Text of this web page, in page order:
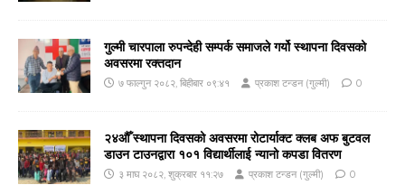
गुल्मी चारपाला रुपन्देही सम्पर्क समाजले गर्यो स्थापना दिवसको
अवसरमा रक्तदान
७ फाल्गुन २०८२, बिहीबार ०९:४१ प्रकाश टन्डन (गुल्मी) 0
२४औँ स्थापना दिवसको अवसरमा रोटार्याक्ट क्लब अफ बुटवल
डाउन टाउनद्वारा १०१ विद्यार्थीलाई न्यानो कपडा वितरण
३ माघ २०८२, शुक्रबार ११:२७ प्रकाश टन्डन (गुल्मी) 0